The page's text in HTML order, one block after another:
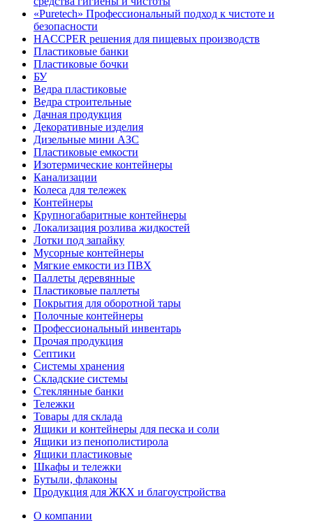
«Puretech» Профессиональный подход к чистоте и
безопасности
HACCPER решения для пищевых производств
Пластиковые банки
Пластиковые бочки
БУ
Ведра пластиковые
Ведра строительные
Дачная продукция
Декоративные изделия
Дизельные мини АЗС
Пластиковые емкости
Изотермические контейнеры
Канализации
Колеса для тележек
Контейнеры
Крупногабаритные контейнеры
Локализация розлива жидкостей
Лотки под запайку
Мусорные контейнеры
Мягкие емкости из ПВХ
Паллеты деревянные
Пластиковые паллеты
Покрытия для оборотной тары
Полочные контейнеры
Профессиональный инвентарь
Прочая продукция
Септики
Системы хранения
Складские системы
Стеклянные банки
Тележки
Товары для склада
Ящики и контейнеры для песка и соли
Ящики из пенополистирола
Ящики пластиковые
Шкафы и тележки
Бутыли, флаконы
Продукция для ЖКХ и благоустройства
О компании